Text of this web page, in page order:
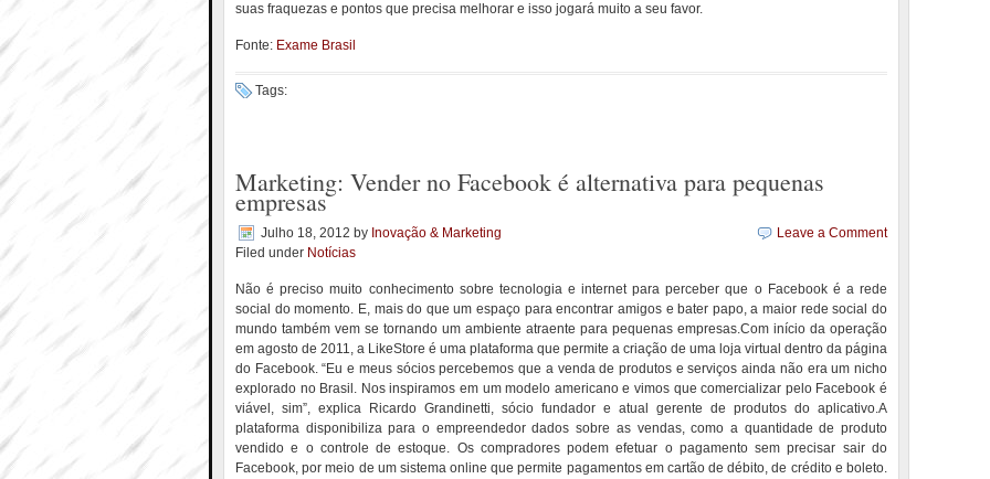
suas fraquezas e pontos que precisa melhorar e isso jogará muito a seu favor.
Fonte: Exame Brasil
Tags:
Marketing: Vender no Facebook é alternativa para pequenas
empresas
Julho 18, 2012 by Inovação & Marketing
Filed under Notícias
Leave a Comment
Não é preciso muito conhecimento sobre tecnologia e internet para perceber que o Facebook é a rede
social do momento. E, mais do que um espaço para encontrar amigos e bater papo, a maior rede social do
mundo também vem se tornando um ambiente atraente para pequenas empresas.Com início da operação
em agosto de 2011, a LikeStore é uma plataforma que permite a criação de uma loja virtual dentro da página
do Facebook. “Eu e meus sócios percebemos que a venda de produtos e serviços ainda não era um nicho
explorado no Brasil. Nos inspiramos em um modelo americano e vimos que comercializar pelo Facebook é
viável, sim”, explica Ricardo Grandinetti, sócio fundador e atual gerente de produtos do aplicativo.A
plataforma disponibiliza para o empreendedor dados sobre as vendas, como a quantidade de produto
vendido e o controle de estoque. Os compradores podem efetuar o pagamento sem precisar sair do
Facebook, por meio de um sistema online que permite pagamentos em cartão de débito, de crédito e boleto.